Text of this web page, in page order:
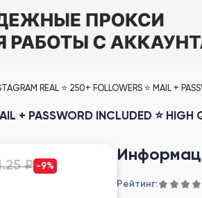
REAL ⭐ 250+ FOLLOWERS ⭐ MAIL +
+ PASSWORD INCLUDED ⭐
Рейтинг:
₽ -9%